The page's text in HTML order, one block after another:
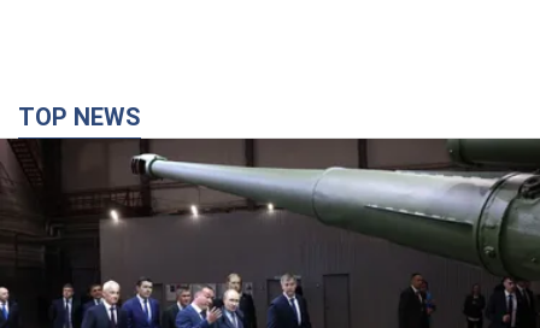
Кремль отримав "вікно можливостей", а Трамп
залишився майже без ракет: як бути Україні?
Інтерв’ю з Мельником
Думка, що в Росії закінчаться балістичні ракети, вкрай
небезпечна, наголосив експерт